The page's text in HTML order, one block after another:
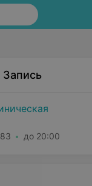
Запись
до 20:00